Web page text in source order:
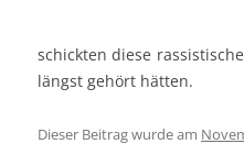
schickten diese
längst gehört hätten.
Dieser Beitrag wurde am